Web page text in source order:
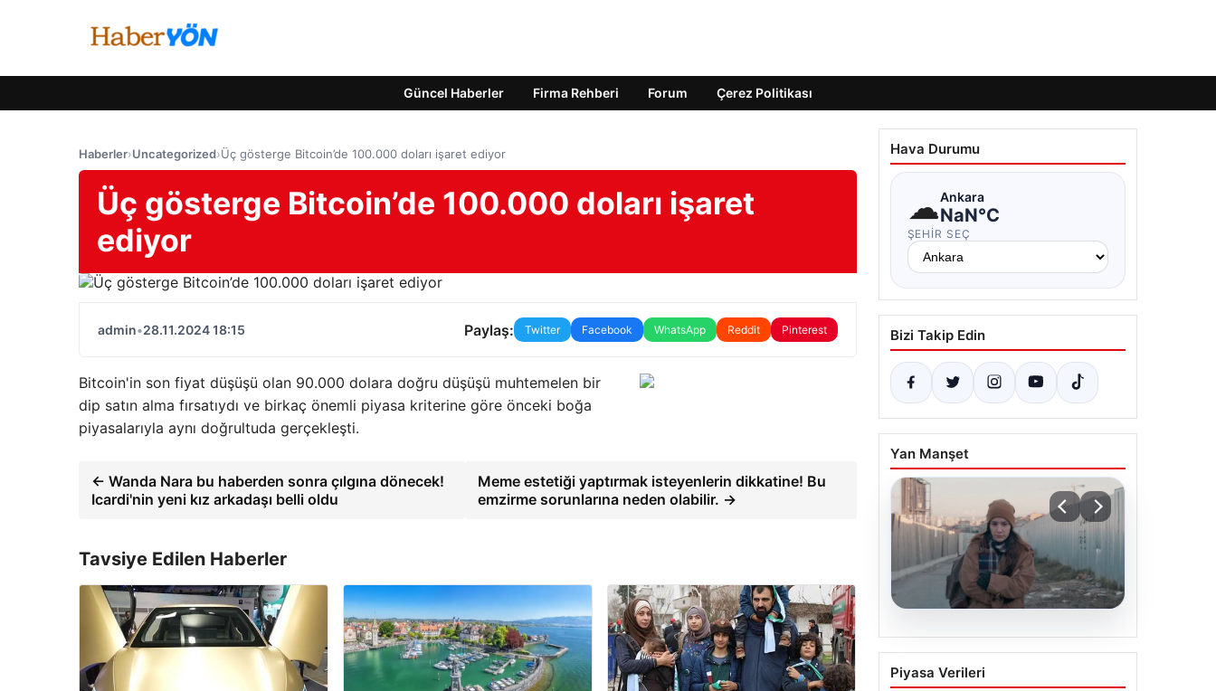
Güncel Haberler Firma Rehberi Forum Çerez Politikası
Haberler›Uncategorized›Üç gösterge Bitcoin’de 100.000 doları işaret ediyor
Üç gösterge Bitcoin’de 100.000 doları işaret
ediyor
admin•28.11.2024 18:15 Paylaş: Twitter Facebook WhatsApp Reddit Pinterest
Bitcoin'in son fiyat düşüşü olan 90.000 dolara doğru düşüşü muhtemelen bir
dip satın alma fırsatıydı ve birkaç önemli piyasa kriterine göre önceki boğa
piyasalarıyla aynı doğrultuda gerçekleşti.
← Wanda Nara bu haberden sonra çılgına dönecek!
Icardi'nin yeni kız arkadaşı belli oldu
Meme estetiği yaptırmak isteyenlerin dikkatine! Bu
emzirme sorunlarına neden olabilir. →
Tavsiye Edilen Haberler
Hava Durumu
☁Ankara
NaN°C
ŞEHIR SEÇ
Bizi Takip Edin
Yan Manşet
05.08.2026
Türk sinemasında farklı
bir imza: Ceylan Özgün
Piyasa Verileri